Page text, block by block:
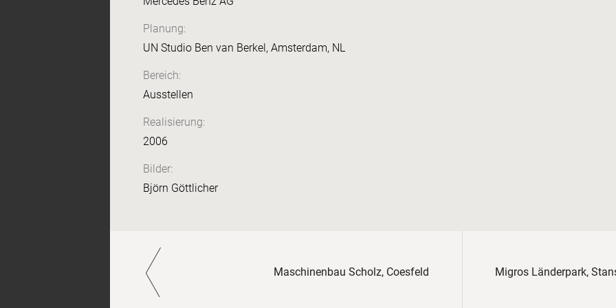
Planung:
UN Studio Ben van Berkel, Amsterdam, NL
Bereich:
Ausstellen
Realisierung:
2006
Bilder:
Björn Göttlicher
Maschinenbau Scholz, Coesfeld Migros Länderpark,